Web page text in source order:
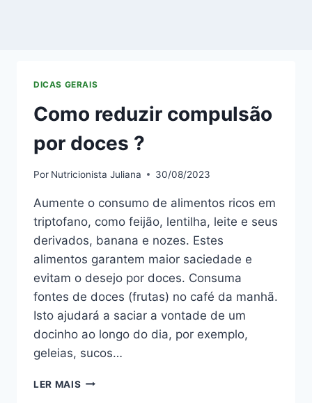
DICAS GERAIS
Como reduzir compulsão
por doces ?
Por Nutricionista Juliana 30/08/2023
Aumente o consumo de alimentos ricos em
triptofano, como feijão, lentilha, leite e seus
derivados, banana e nozes. Estes
alimentos garantem maior saciedade e
evitam o desejo por doces. Consuma
fontes de doces (frutas) no café da manhã.
Isto ajudará a saciar a vontade de um
docinho ao longo do dia, por exemplo,
geleias, sucos…
LER MAIS COMO